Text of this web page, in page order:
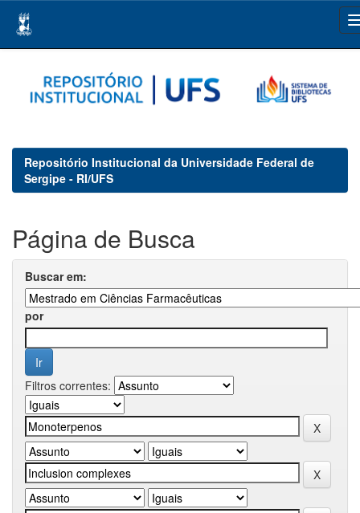
navigation
Repositório Institucional da Universidade Federal de
Sergipe - RI/UFS
Página de Busca
Buscar em:
por
Filtros correntes: